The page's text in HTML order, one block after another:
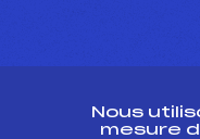
Nous
mesure